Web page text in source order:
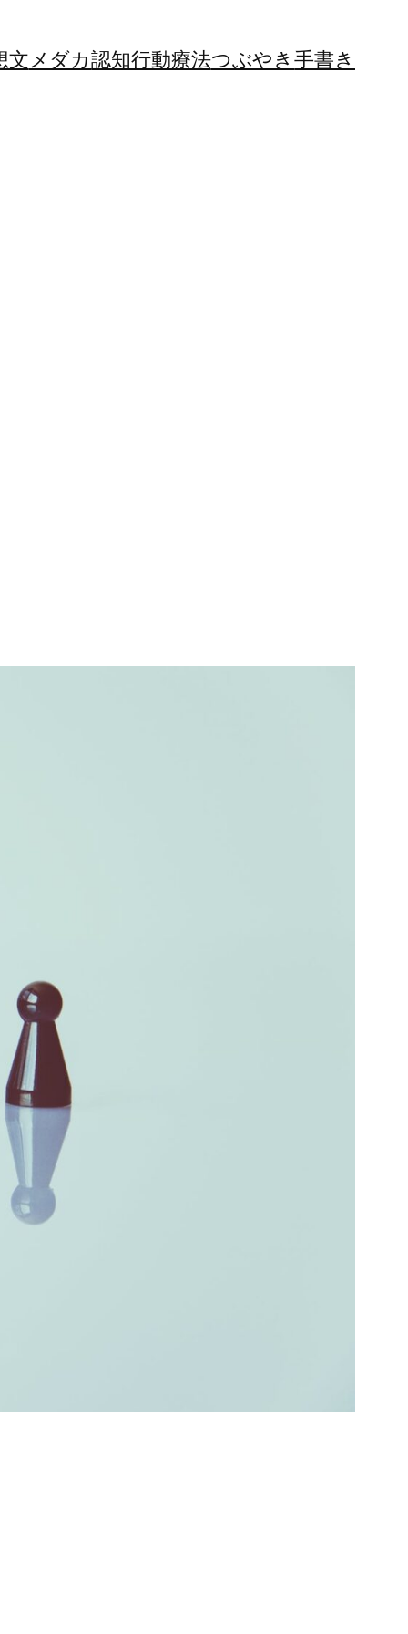
文メダカ認知行動療法つぶやき手書き